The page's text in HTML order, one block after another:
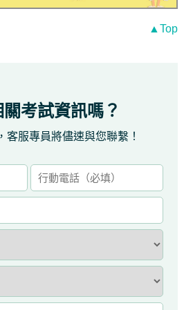
▲Top
考試資訊嗎？
客服專員將儘速與您聯繫！